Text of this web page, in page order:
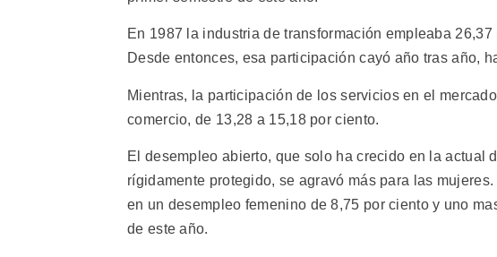
En 1987 la industria de transformación empleaba
Desde entonces, esa participación cayó año tras año,
Mientras, la participación de los servicios en el
comercio, de 13,28 a 15,18 por ciento.
El desempleo abierto, que solo ha crecido en la actual
rígidamente protegido, se agravó más para las
en un desempleo femenino de 8,75 por ciento y uno
de este año.